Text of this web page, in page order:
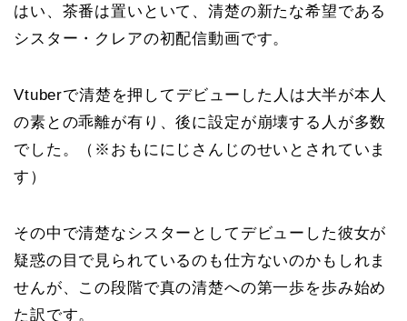
はい、茶番は置いといて、清楚の新たな希望である
シスター・クレアの初配信動画です。
Vtuberで清楚を押してデビューした人は大半が本人
の素との乖離が有り、後に設定が崩壊する人が多数
でした。（※おもににじさんじのせいとされていま
す）
その中で清楚なシスターとしてデビューした彼女が
疑惑の目で見られているのも仕方ないのかもしれま
せんが、この段階で真の清楚への第一歩を歩み始め
た訳です。